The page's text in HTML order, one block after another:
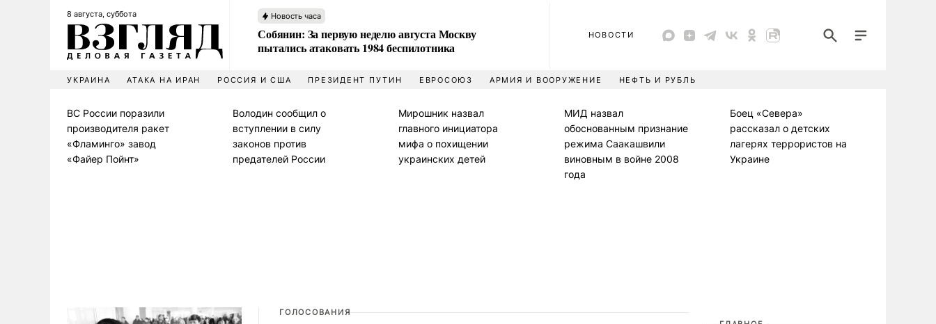
8 августа, суббота Новость часа
Собянин: За первую неделю августа Москву
пытались атаковать 1984 беспилотника
НОВОСТИ
УКРАИНА АТАКА НА ИРАН РОССИЯ И США ПРЕЗИДЕНТ ПУТИН ЕВРОСОЮЗ АРМИЯ И ВООРУЖЕНИЕ НЕФТЬ И РУБЛЬ
ВС России поразили
производителя ракет
«Фламинго» завод
«Файер Пойнт»
Володин сообщил о
вступлении в силу
законов против
предателей России
Мирошник назвал
главного инициатора
мифа о похищении
украинских детей
МИД назвал
обоснованным признание
режима Саакашвили
виновным в войне 2008
года
Боец «Севера»
рассказал о детских
лагерях террористов на
Украине
ГОЛОСОВАНИЯ